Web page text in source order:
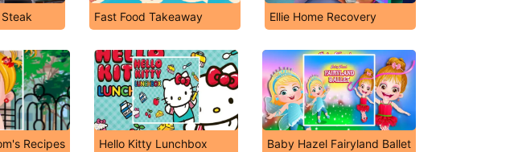
Fast Food Takeaway Ellie Home Recovery
Recipes Hello Kitty Lunchbox Baby Hazel Fairyland Ballet